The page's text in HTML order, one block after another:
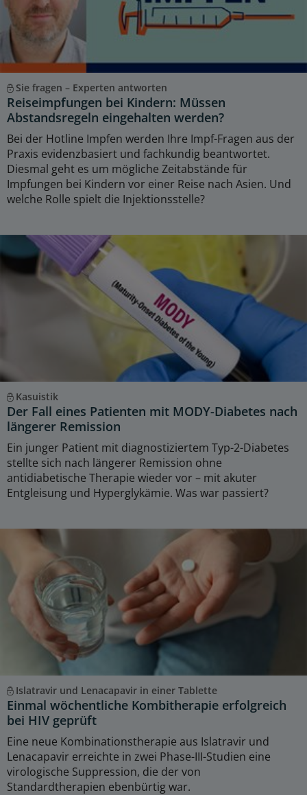
Sie fragen – Experten antworten
Reiseimpfungen bei Kindern: Müssen
Abstandsregeln eingehalten werden?
Bei der Hotline Impfen werden Ihre Impf-Fragen aus der
Praxis evidenzbasiert und fachkundig beantwortet.
Diesmal geht es um mögliche Zeitabstände für
Impfungen bei Kindern vor einer Reise nach Asien. Und
welche Rolle spielt die Injektionsstelle?
Kasuistik
Der Fall eines Patienten mit MODY-Diabetes nach
längerer Remission
Ein junger Patient mit diagnostiziertem Typ-2-Diabetes
stellte sich nach längerer Remission ohne
antidiabetische Therapie wieder vor – mit akuter
Entgleisung und Hyperglykämie. Was war passiert?
Islatravir und Lenacapavir in einer Tablette
Einmal wöchentliche Kombitherapie erfolgreich
bei HIV geprüft
Eine neue Kombinationstherapie aus Islatravir und
Lenacapavir erreichte in zwei Phase-III-Studien eine
virologische Suppression, die der von
Standardtherapien ebenbürtig war.